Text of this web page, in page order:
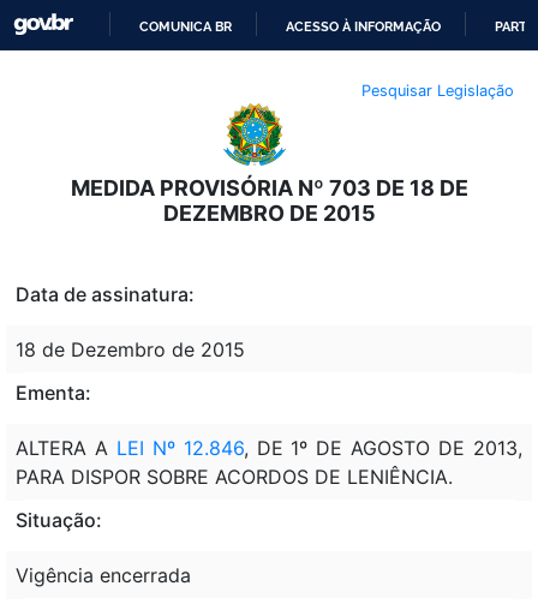
O
CONTEÚDO
COMUNICA BR ACESSO À INFORMAÇÃO
Pesquisar Legislação
MEDIDA PROVISÓRIA Nº 703 DE 18 DE
DEZEMBRO DE 2015
Data de assinatura:
18 de Dezembro de 2015
Ementa:
ALTERA A LEI Nº 12.846, DE 1º DE AGOSTO DE 2013,
PARA DISPOR SOBRE ACORDOS DE LENIÊNCIA.
Situação:
Vigência encerrada